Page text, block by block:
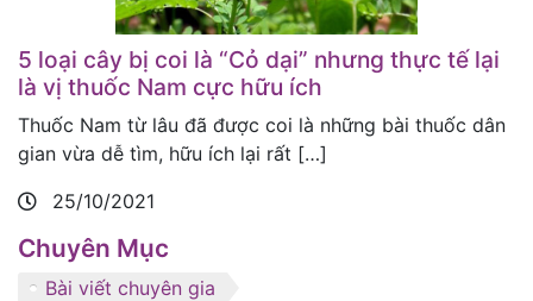
5 loại cây bị coi là “Cỏ dại” nhưng thực tế lại
là vị thuốc Nam cực hữu ích
Thuốc Nam từ lâu đã được coi là những bài thuốc dân
gian vừa dễ tìm, hữu ích lại rất […]
25/10/2021
Chuyên Mục
Bài viết chuyên gia